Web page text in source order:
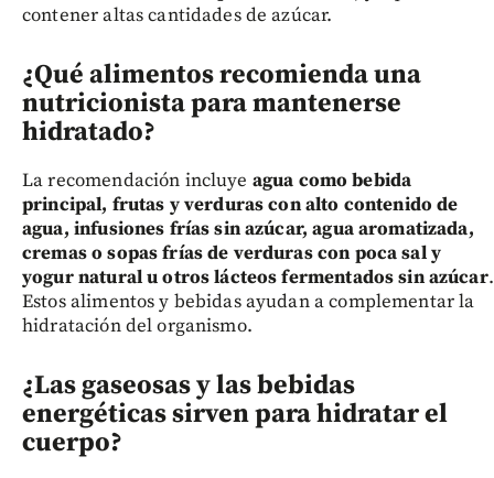
contener altas cantidades de azúcar.
¿Qué alimentos recomienda una
nutricionista para mantenerse
hidratado?
La recomendación incluye agua como bebida
principal, frutas y verduras con alto contenido de
agua, infusiones frías sin azúcar, agua aromatizada,
cremas o sopas frías de verduras con poca sal y
yogur natural u otros lácteos fermentados sin azúcar.
Estos alimentos y bebidas ayudan a complementar la
hidratación del organismo.
¿Las gaseosas y las bebidas
energéticas sirven para hidratar el
cuerpo?